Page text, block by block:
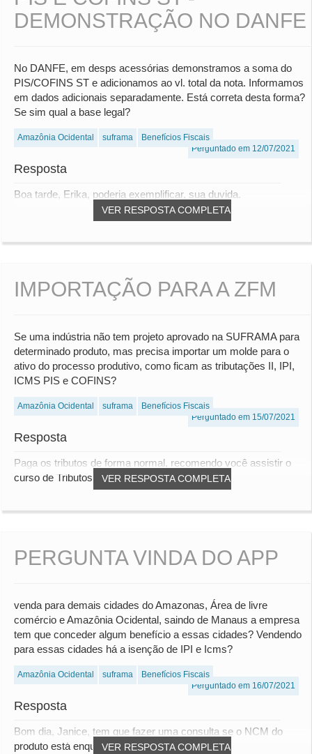
DEMONSTRAÇÃO NO DANFE
No DANFE, em desps acessórias demonstramos a soma do
PIS/COFINS ST e adicionamos ao vl. total da nota. Informamos
em dados adicionais separadamente. Está correta desta forma?
Se sim qual a base legal?
Amazônia Ocidental suframa
Benefícios Fiscais
Perguntado em 12/07/2021
Resposta
VER RESPOSTA COMPLETA
Boa tarde, Erika, poderia exemplificar, sua duvida.
IMPORTAÇÃO PARA A ZFM
Se uma indústria não tem projeto aprovado na SUFRAMA para
determinado produto, mas precisa importar um molde para o
ativo do processo produtivo, como ficam as tributações II, IPI,
ICMS PIS e COFINS?
Amazônia Ocidental suframa
Benefícios Fiscais
Perguntado em 15/07/2021
Resposta
VER RESPOSTA COMPLETA
Paga os tributos de forma normal, recomendo você assistir o
curso de Tributos sobre Comércio Exterio...
PERGUNTA VINDA DO APP
venda para demais cidades do Amazonas, Área de livre
comércio e Amazônia Ocidental, saindo de Manaus a empresa
tem que conceder algum benefício a essas cidades? Vendendo
para essas cidades há a isenção de IPI e Icms?
Amazônia Ocidental suframa
Benefícios Fiscais
Perguntado em 16/07/2021
Resposta
VER RESPOSTA COMPLETA
Bom dia, Janice, tem que fazer uma consulta se o NCM do
produto está enquadrado no benefícios de ise...